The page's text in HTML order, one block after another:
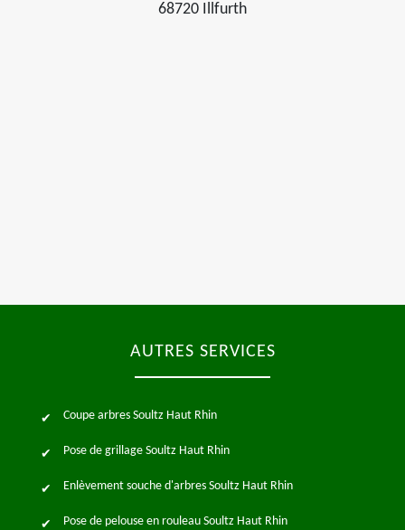
68720 Illfurth
AUTRES SERVICES
Coupe arbres Soultz Haut Rhin
Pose de grillage Soultz Haut Rhin
Enlèvement souche d'arbres Soultz Haut Rhin
Pose de pelouse en rouleau Soultz Haut Rhin